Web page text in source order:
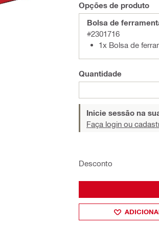
Opções de produto
Bolsa de
#2301716
1x Bolsa de
Quantidade
Inicie sessão na
Faça login ou
Desconto